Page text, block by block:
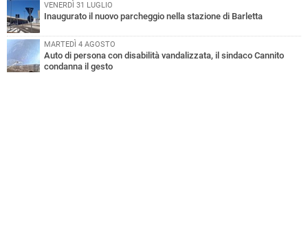
VENERDÌ 31 LUGLIO
Inaugurato il nuovo parcheggio nella stazione di Barletta
MARTEDÌ 4 AGOSTO
Auto di persona con disabilità vandalizzata, il sindaco Cannito
condanna il gesto